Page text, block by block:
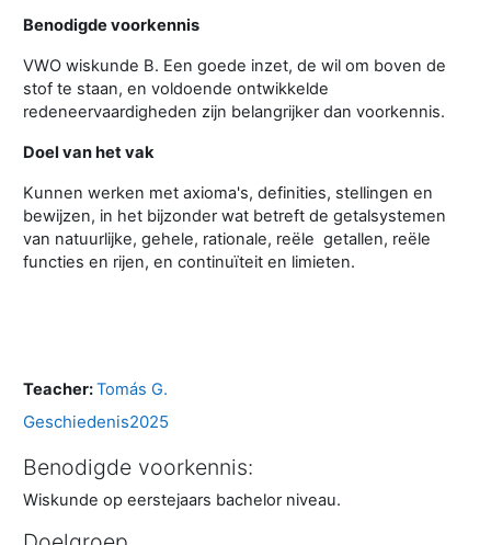
Benodigde voorkennis
VWO wiskunde B. Een goede inzet, de wil om boven de
stof te staan, en voldoende ontwikkelde
redeneervaardigheden zijn belangrijker dan voorkennis.
Doel van het vak
Kunnen werken met axioma's, definities, stellingen en
bewijzen, in het bijzonder wat betreft de getalsystemen
van natuurlijke, gehele, rationale, reële getallen, reële
functies en rijen, en continuïteit en limieten.
Teacher:Tomás G.
Geschiedenis2025
Benodigde voorkennis:
Wiskunde op eerstejaars bachelor niveau.